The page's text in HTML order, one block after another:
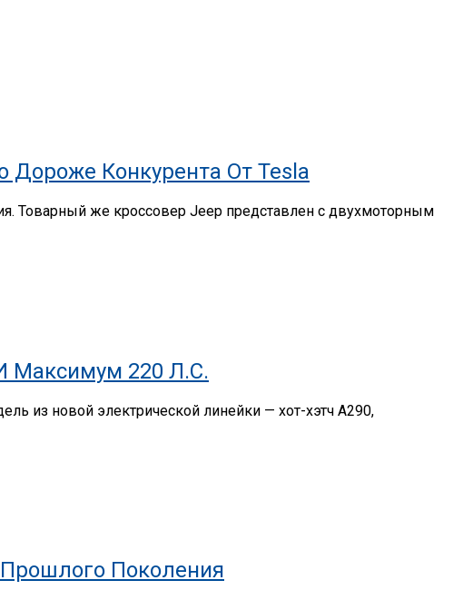
Конкурента От Tesla
Товарный же кроссовер Jeep представлен с двухмоторным
Максимум 220 Л.с.
из новой электрической линейки — хот-хэтч A290,
Поколения